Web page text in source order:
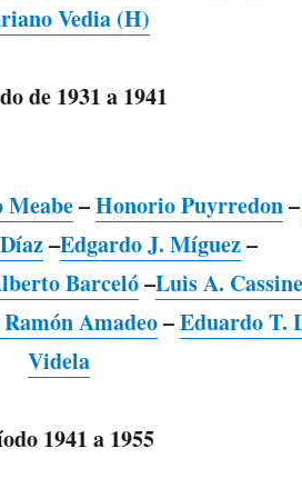
Vedia (H)
de 1931 a 1941
Meabe–Honorio Puyrredon–
–Edgardo J. Míguez–
Barceló–Luis A.
Amadeo–Eduardo T.
Videla
1941 a 1955